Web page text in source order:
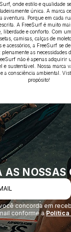
onde estilo e qualidade
única. A marca
aventura. Porque em cada
A FreeSurf é muito
liberdade e conforto. Com
camisas, calças de
e acessórios, a FreeSurf se
plenamente as necessidades
não é apenas adquirir
e sustentável. Nossa marca
a consciência ambiental.
propósito!
AS NOSSAS
concorda em
conforme aPolítica